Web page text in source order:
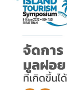
บริก
ที่
ทรั
ค
การเ
การพัฒ
นโยบา